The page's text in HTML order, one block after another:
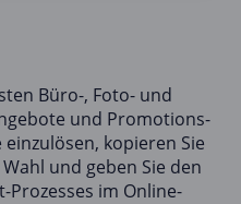
Büro-, Foto- und
und Promotions-
kopieren Sie
und geben Sie den
Prozesses im Online-